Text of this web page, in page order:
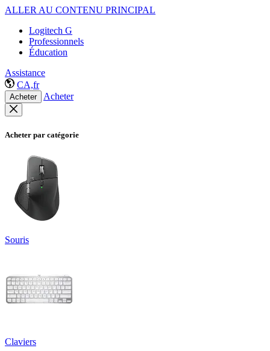
ALLER AU CONTENU PRINCIPAL
Logitech G
Professionnels
Éducation
Assistance
CA,fr
Acheter Acheter
Acheter par catégorie
Souris
Claviers